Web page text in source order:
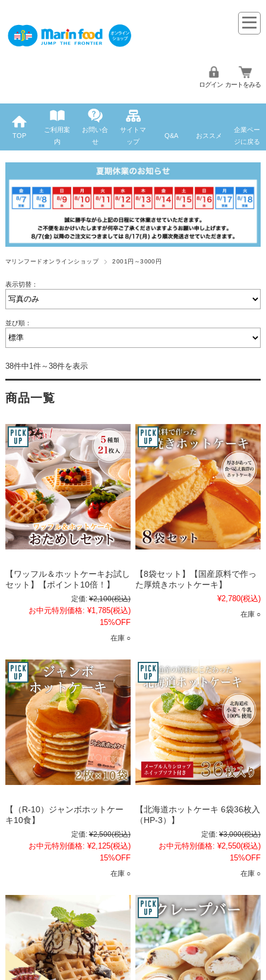
ログイン カートをみる
TOP
ご利用案
内
お問い合
せ
サイトマ
ップ
Q&A おススメ
企業ペー
ジに戻る
マリンフードオンラインショップ 2001円～3000円
表示切替：
並び順：
38件中1件～38件を表示
商品一覧
【ワッフル＆ホットケーキお試し
セット】【ポイント10倍！】
定価: ¥2,100(税込)
お中元特別価格: ¥1,785(税込)
15%OFF
在庫 ○
【8袋セット】【国産原料で作っ
た厚焼きホットケーキ】
¥2,780(税込)
在庫 ○
【（R-10）ジャンボホットケー
キ10食】
定価: ¥2,500(税込)
お中元特別価格: ¥2,125(税込)
15%OFF
在庫 ○
【北海道ホットケーキ 6袋36枚入
（HP-3）】
定価: ¥3,000(税込)
お中元特別価格: ¥2,550(税込)
15%OFF
在庫 ○